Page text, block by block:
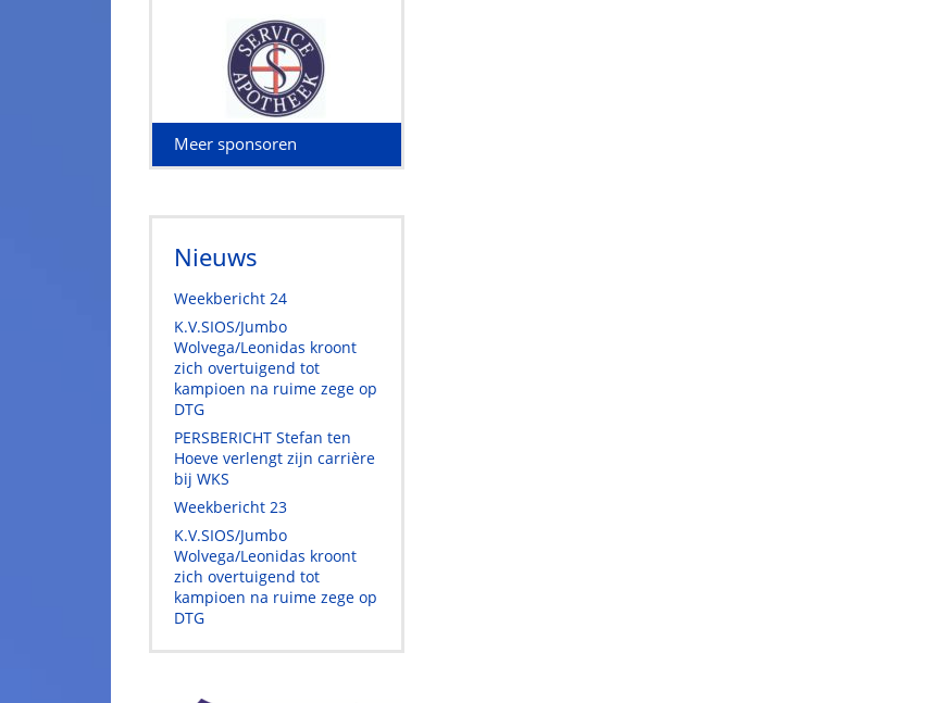
Meer sponsoren
Nieuws
Weekbericht 24
K.V.SIOS/Jumbo
Wolvega/Leonidas kroont
zich overtuigend tot
kampioen na ruime zege op
DTG
PERSBERICHT Stefan ten
Hoeve verlengt zijn carrière
bij WKS
Weekbericht 23
K.V.SIOS/Jumbo
Wolvega/Leonidas kroont
zich overtuigend tot
kampioen na ruime zege op
DTG